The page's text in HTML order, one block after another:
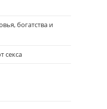
богатства и
секса